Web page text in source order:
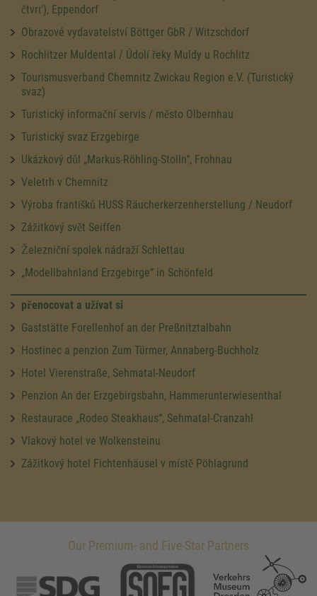
čtvrť), Eppendorf
Obrazové vydavatelství Böttger GbR / Witzschdorf
Rochlitzer Muldental / Údolí řeky Muldy u Rochlitz
Tourismusverband Chemnitz Zwickau Region e.V. (Turistický
svaz)
Turistický informační servis / město Olbernhau
Turistický svaz Erzgebirge
Ukázkový důl „Markus-Röhling-Stolln“, Frohnau
Veletrh v Chemnitz
Výroba františků HUSS Räucherkerzenherstellung / Neudorf
Zážitkový svět Seiffen
Železniční spolek nádraží Schlettau
„Modellbahnland Erzgebirge“ in Schönfeld
přenocovat a užívat si
Gaststätte Forellenhof an der Preßnitztalbahn
Hostinec a penzion Zum Türmer, Annaberg-Buchholz
Hotel Vierenstraße, Sehmatal-Neudorf
Penzion An der Erzgebirgsbahn, Hammerunterwiesenthal
Restaurace „Rodeo Steakhaus“, Sehmatal-Cranzahl
Vlakový hotel ve Wolkensteinu
Zážitkový hotel Fichtenhäusel v místě Pöhlagrund
Our Premium- and Five-Star Partners